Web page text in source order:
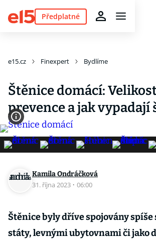
Předplatné
e15.cz Finexpert Bydlíme
Štěnice domácí:
prevence a jak vypadají
Kamila Ondráčková
31. října 2023 · 06:00
Štěnice byly dříve spojovány
státy, levnými ubytovnami či jako